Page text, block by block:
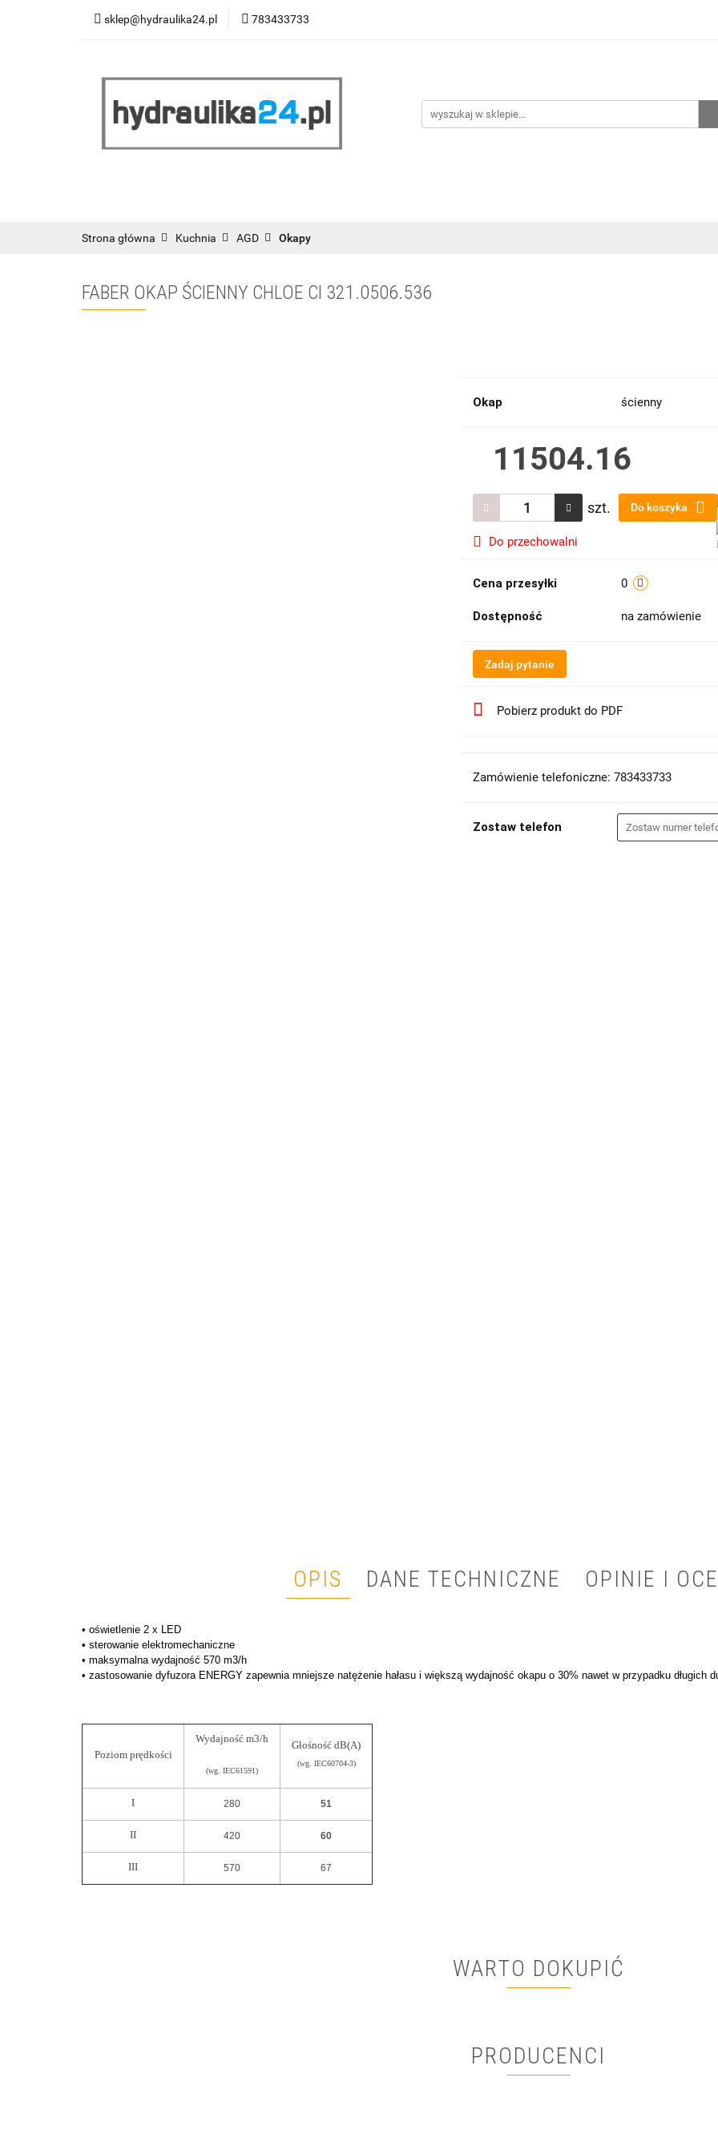
sklep@hydraulika24.pl 783433733
RATY/LEASING
Łazienka
Wyprzedaż WYCENA ZESTAWÓW
Strona główna Kuchnia AGD Okapy
FABER OKAP ŚCIENNY CHLOE CI 321.0506.536
Okap ścienny
11504.16
szt. Do koszyka
Do przechowalni
Cena przesyłki 0
Dostępność na zamówienie
Zadaj pytanie
Pobierz produkt do PDF
Zamówienie telefoniczne: 783433733
Zostaw telefon
OPIS DANE TECHNICZNE OPINIE I
• oświetlenie 2 x LED
• sterowanie elektromechaniczne
• maksymalna wydajność 570 m3/h
• zastosowanie dyfuzora ENERGY zapewnia mniejsze natężenie hałasu i większą wydajność okapu o 30% nawet w przypadku długich
Poziom prędkości
Wydajność m3/h
(wg. IEC61591)
Głośność dB(A)
(wg. IEC60704-3)
I 280 51
II 420 60
III 570 67
WARTO DOKUPIĆ
PRODUCENCI